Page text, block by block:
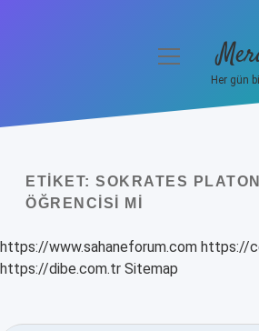
Yasal Uyarı
Hakkımızda
menüyü
Her gün
ETIKET: SOKRATES
ÖĞRENCISI MI
https://www.sahaneforum.com https://
https://dibe.com.tr Sitemap